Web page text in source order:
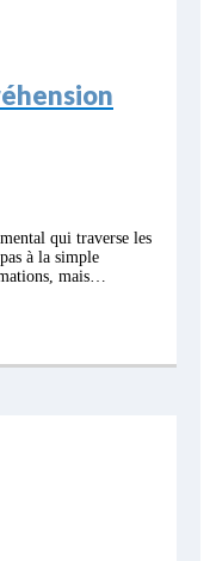
qui traverse les
à la simple
mais…